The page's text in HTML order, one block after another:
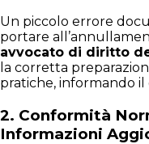
Un piccolo errore
portare
avvocato di diritto
la corretta
pratiche, informando il
2. Conformità
Informazioni